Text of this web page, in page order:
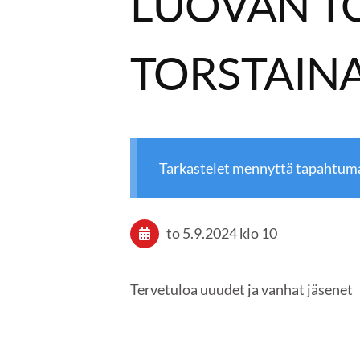
Tarkastelet mennyttä
to 5.9.2024klo 10
Tervetuloa uuudet ja vanhat jäsenet